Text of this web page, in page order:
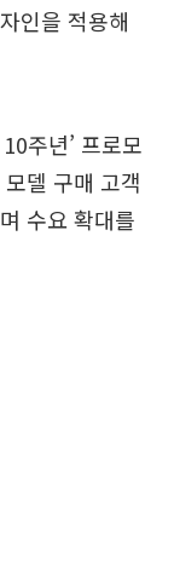
인을 적용해
주년’ 프로모
델 구매 고객
수요 확대를